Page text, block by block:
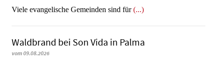
Viele evangelische Gemeinden sind für(...)
Waldbrand bei Son Vida in Palma
vom 09.08.2026